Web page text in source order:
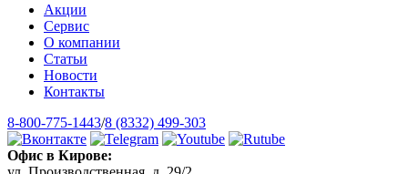
Акции
Сервис
О компании
Статьи
Новости
Контакты
8-800-775-1443/8 (8332) 499-303
Офис в Кирове: